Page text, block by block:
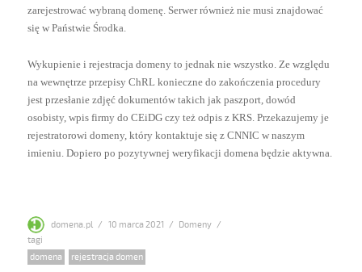
zarejestrować wybraną domenę. Serwer również nie musi znajdować
się w Państwie Środka.
Wykupienie i rejestracja domeny to jednak nie wszystko. Ze względu
na wewnętrze przepisy ChRL konieczne do zakończenia procedury
jest przesłanie zdjęć dokumentów takich jak paszport, dowód
osobisty, wpis firmy do CEiDG czy też odpis z KRS. Przekazujemy je
rejestratorowi domeny, który kontaktuje się z CNNIC w naszym
imieniu. Dopiero po pozytywnej weryfikacji domena będzie aktywna.
Author
domena.pl
Posted
10 marca 2021 Categories
Domeny
Tags
domena rejestracja domen